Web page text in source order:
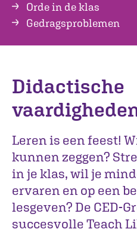
Orde in de klas
Gedragsproblemen
Didactische
Leren is een feest!
kunnen zeggen?
in je klas, wil je
ervaren en op een
lesgeven? De CED-
succesvolle Teach